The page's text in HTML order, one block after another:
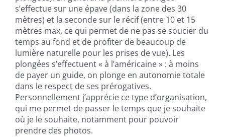
s’effectue sur une épave (dans la zone des 30
mètres) et la seconde sur le récif (entre 10 et 15
mètres max, ce qui permet de ne pas se soucier du
temps au fond et de profiter de beaucoup de
lumière naturelle pour les prises de vue). Les
plongées s’effectuent « à l’américaine » : à moins
de payer un guide, on plonge en autonomie totale
dans le respect de ses prérogatives.
Personnellement j’apprécie ce type d’organisation,
qui me permet de passer le temps que je souhaite
où je le souhaite, notamment pour pouvoir
prendre des photos.